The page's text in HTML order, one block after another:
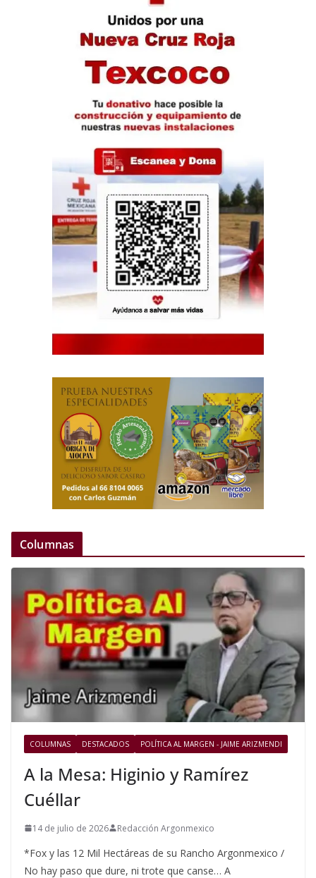
Columnas
COLUMNAS DESTACADOS POLÍTICA AL MARGEN - JAIME ARIZMENDI
A la Mesa: Higinio y Ramírez
Cuéllar
14 de julio de 2026 Redacción Argonmexico
*Fox y las 12 Mil Hectáreas de su Rancho Argonmexico /
No hay paso que dure, ni trote que canse… A